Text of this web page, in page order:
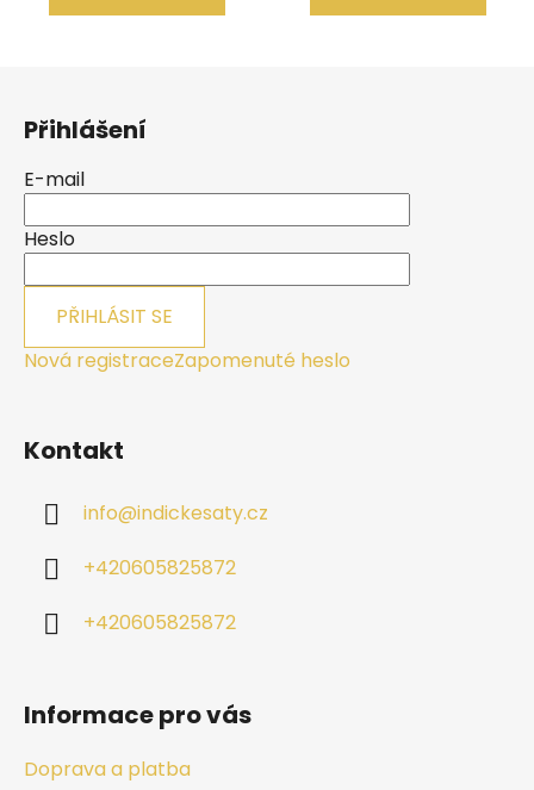
Přihlášení
E-mail
Heslo
PŘIHLÁSIT SE
Nová registraceZapomenuté heslo
Kontakt
info@indickesaty.cz
+420605825872
+420605825872
Informace pro vás
Doprava a platba